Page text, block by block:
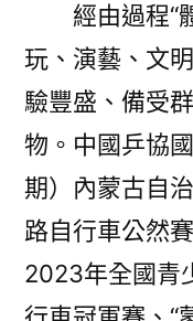
經由過程“
玩、演藝、文
驗豐盛、備受
物。中國乒協
期）內蒙古自
路自行車公然
2023年全國青